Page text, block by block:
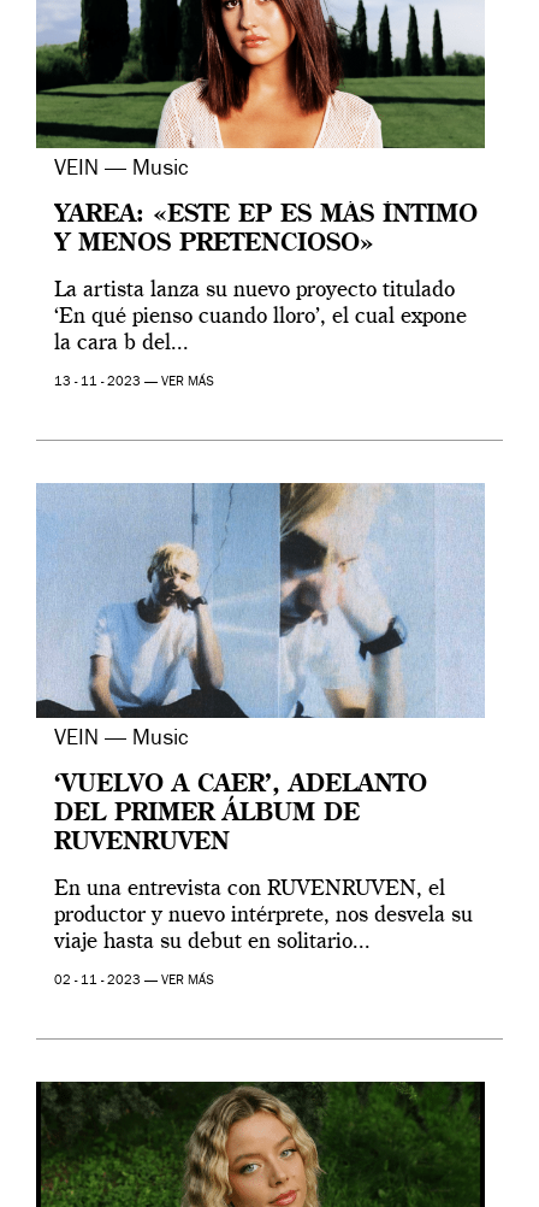
VEIN — Music
YAREA: «ESTE EP ES MÁS ÍNTIMO
Y MENOS PRETENCIOSO»
La artista lanza su nuevo proyecto titulado
‘En qué pienso cuando lloro’, el cual expone
la cara b del...
13 - 11 - 2023 — VER MÁS
VEIN — Music
‘VUELVO A CAER’, ADELANTO
DEL PRIMER ÁLBUM DE
RUVENRUVEN
En una entrevista con RUVENRUVEN, el
productor y nuevo intérprete, nos desvela su
viaje hasta su debut en solitario...
02 - 11 - 2023 — VER MÁS